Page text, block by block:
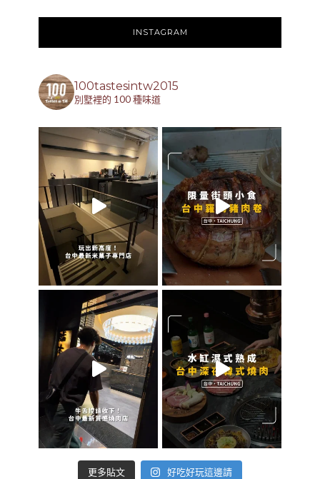
INSTAGRAM
100tastesintw2015
別墅裡的 100 種味道
更多貼文 好吃好玩這邊請